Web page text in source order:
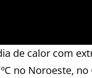
de calor com
no Noroeste,